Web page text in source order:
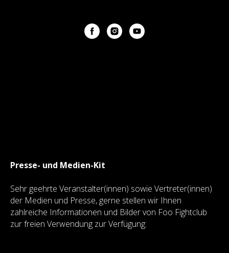
Presse- und Medien-Kit
Sehr geehrte Veranstalter(innen) sowie Vertreter(innen)
der Medien und Presse, gerne stellen wir Ihnen
zahlreiche Informationen und Bilder von Foo Fightclub
zur freien Verwendung zur Verfügung: